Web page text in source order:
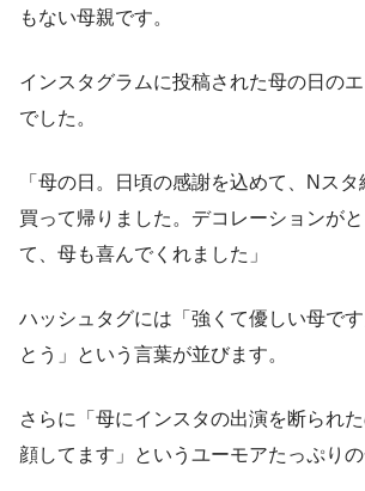
もない母親です。
インスタグラムに投稿された母の日の
でした。
「母の日。日頃の感謝を込めて、Nス
買って帰りました。デコレーションが
て、母も喜んでくれました」
ハッシュタグには「強くて優しい母で
とう」という言葉が並びます。
さらに「母にインスタの出演を断られ
顔してます」というユーモアたっぷりの